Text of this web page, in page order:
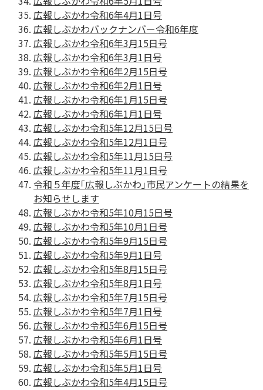
広報しぶかわ令和6年4月1日号
広報しぶかわバックナンバー令和6年度
広報しぶかわ令和6年3月15日号
広報しぶかわ令和6年3月1日号
広報しぶかわ令和6年2月15日号
広報しぶかわ令和6年2月1日号
広報しぶかわ令和6年1月15日号
広報しぶかわ令和6年1月1日号
広報しぶかわ令和5年12月15日号
広報しぶかわ令和5年12月1日号
広報しぶかわ令和5年11月15日号
広報しぶかわ令和5年11月1日号
令和５年度｢広報しぶかわ｣市民アンケートの結果を
お知らせします
広報しぶかわ令和5年10月15日号
広報しぶかわ令和5年10月1日号
広報しぶかわ令和5年9月15日号
広報しぶかわ令和5年9月1日号
広報しぶかわ令和5年8月15日号
広報しぶかわ令和5年8月1日号
広報しぶかわ令和5年7月15日号
広報しぶかわ令和5年7月1日号
広報しぶかわ令和5年6月15日号
広報しぶかわ令和5年6月1日号
広報しぶかわ令和5年5月15日号
広報しぶかわ令和5年5月1日号
広報しぶかわ令和5年4月15日号